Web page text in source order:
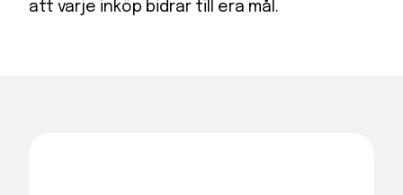
att varje inköp bidrar till era mål.